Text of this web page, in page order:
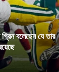
গ্রিন বলেছেন যে তার